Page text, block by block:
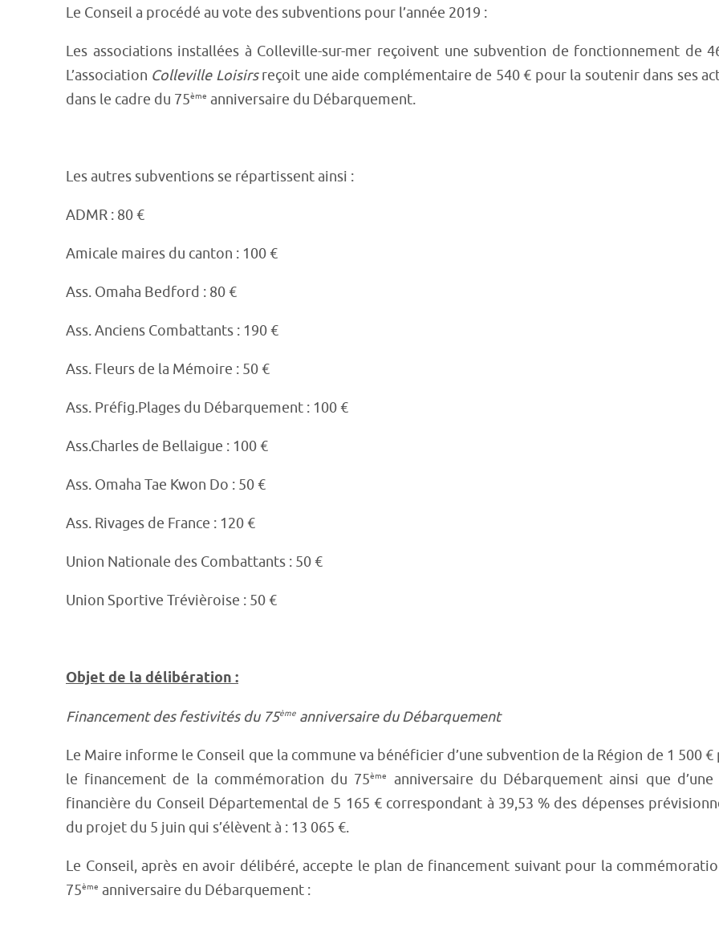
Le Conseil a procédé au vote des subventions pour l’année 2019 :
Les associations installées à Colleville-sur-mer reçoivent une subvention de fonctionnement de
L’association Colleville Loisirsreçoit une aide complémentaire de 540 € pour la soutenir dans ses
dans le cadre du 75ème anniversaire du Débarquement.
Les autres subventions se répartissent ainsi :
ADMR : 80 €
Amicale maires du canton : 100 €
Ass. Omaha Bedford : 80 €
Ass. Anciens Combattants : 190 €
Ass. Fleurs de la Mémoire : 50 €
Ass. Préfig.Plages du Débarquement : 100 €
Ass.Charles de Bellaigue : 100 €
Ass. Omaha Tae Kwon Do : 50 €
Ass. Rivages de France : 120 €
Union Nationale des Combattants : 50 €
Union Sportive Trévièroise : 50 €
Objet de la délibération :
Financement des festivités du 75ème anniversaire du Débarquement
Le Maire informe le Conseil que la commune va bénéficier d’une subvention de la Région de 1 500 €
le financement de la commémoration du 75ème
anniversaire du Débarquement ainsi que d’une
financière du Conseil Départemental de 5 165 € correspondant à 39,53 % des dépenses
du projet du 5 juin qui s’élèvent à : 13 065 €.
Le Conseil, après en avoir délibéré, accepte le plan de financement suivant pour la
75ème anniversaire du Débarquement :